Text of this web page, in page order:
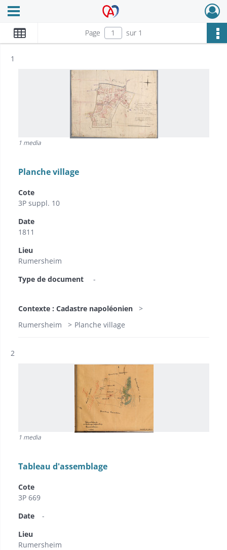
Archives Alsace - Colmar
Ouvrir le menu déroulant
Page sur 1
Résultat n°
1
1 media
Planche village
Cote
3P suppl. 10
Date
1811
Lieu
Rumersheim
Type de document
-
Contexte : Cadastre napoléonien
Rumersheim
Planche village
Résultat n°
2
1 media
Tableau d'assemblage
Cote
3P 669
Date
-
Lieu
Rumersheim